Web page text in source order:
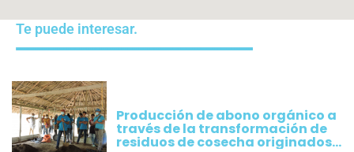
Te puede interesar.
Producción de abono orgánico a
través de la transformación de
residuos de cosecha originados